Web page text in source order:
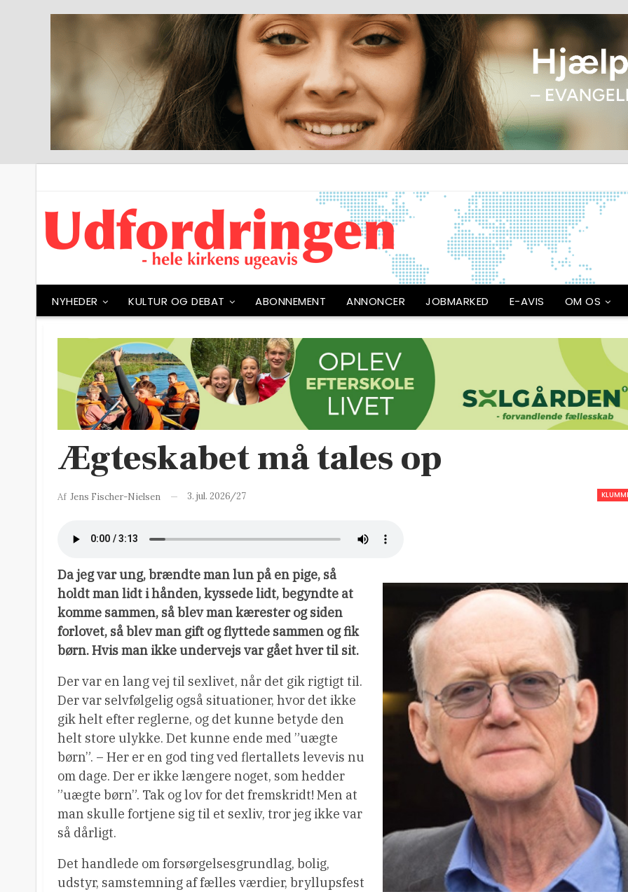
NYHEDER KULTUR OG DEBAT ABONNEMENT ANNONCER JOBMARKED E-AVIS OM OS
Ægteskabet må tales op
Af Jens Fischer-Nielsen 3. jul. 2026/27
Da jeg var ung, brændte man lun på en pige, så
holdt man lidt i hånden, kyssede lidt, begyndte at
komme sammen, så blev man kærester og siden
forlovet, så blev man gift og flyttede sammen og fik
børn. Hvis man ikke undervejs var gået hver til sit.
Der var en lang vej til sexlivet, når det gik rigtigt til.
Der var selvfølgelig også situationer, hvor det ikke
gik helt efter reglerne, og det kunne betyde den
helt store ulykke. Det kunne ende med ”uægte
børn”. – Her er en god ting ved flertallets levevis nu
om dage. Der er ikke længere noget, som hedder
”uægte børn”. Tak og lov for det fremskridt! Men at
man skulle fortjene sig til et sexliv, tror jeg ikke var
så dårligt.
Det handlede om forsørgelsesgrundlag, bolig,
udstyr, samstemning af fælles værdier, bryllupsfest